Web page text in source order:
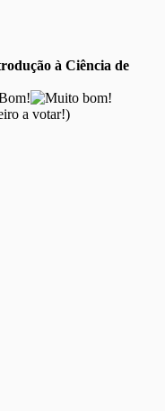
à Ciência de
a votar!)